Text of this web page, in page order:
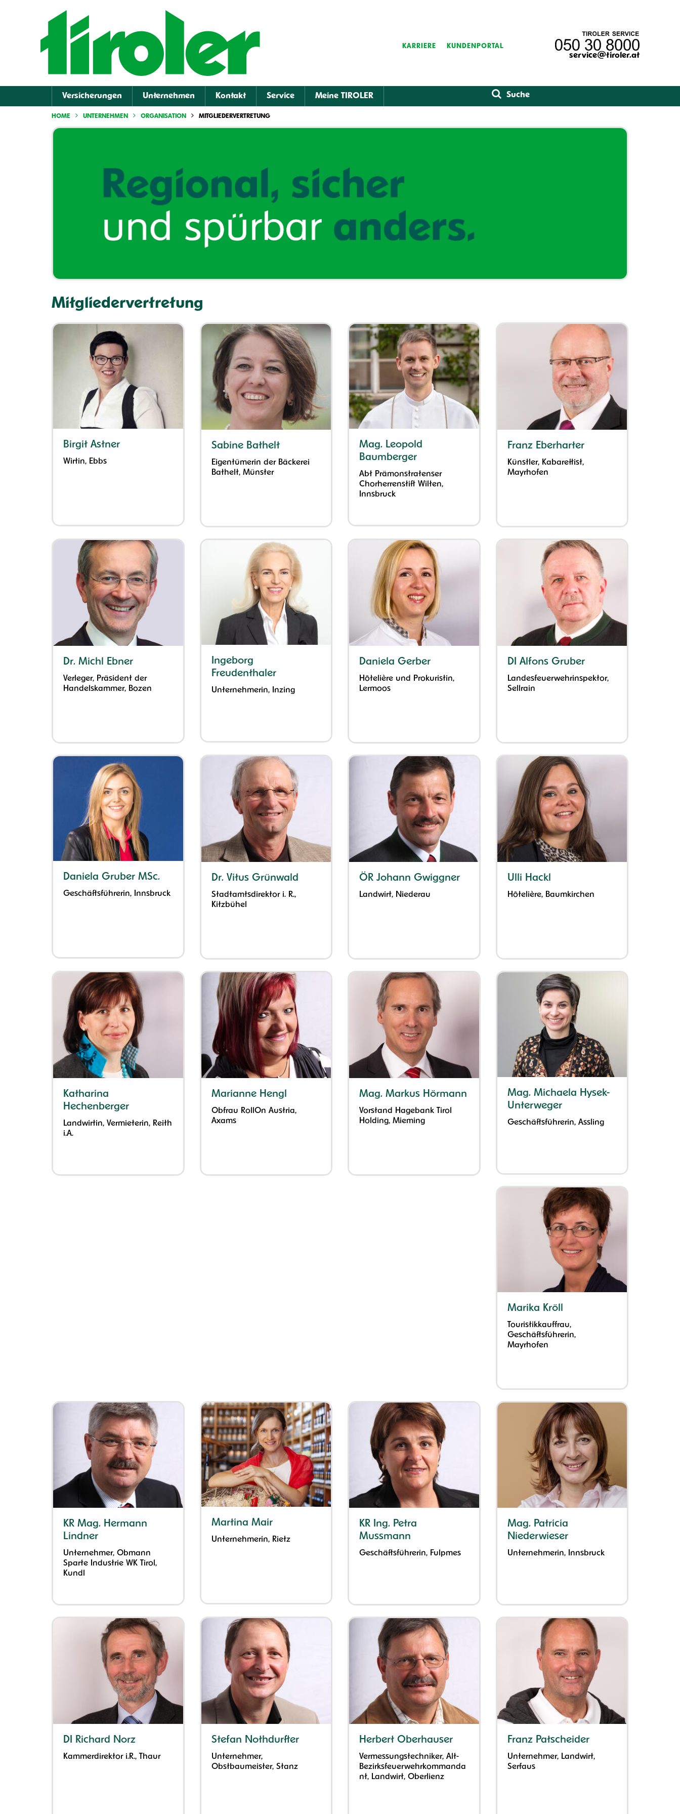
service@tiroler.at
KARRIERE KUNDENPORTAL
Versicherungen Unternehmen Kontakt Service Meine TIROLER
HOME UNTERNEHMEN ORGANISATION MITGLIEDERVERTRETUNG
Mitgliedervertretung
Birgit Astner
Wirtin, Ebbs
Sabine Bathelt
Eigentümerin der Bäckerei
Bathelt, Münster
Mag. Leopold
Baumberger
Abt Prämonstratenser
Chorherrenstift Wilten,
Innsbruck
Franz Eberharter
Künstler, Kabarettist,
Mayrhofen
Dr. Michl Ebner
Verleger, Präsident der
Handelskammer, Bozen
Ingeborg
Freudenthaler
Unternehmerin, Inzing
Daniela Gerber
Hôtelière und Prokuristin,
Lermoos
DI Alfons Gruber
Landesfeuerwehrinspektor,
Sellrain
Daniela Gruber MSc.
Geschäftsführerin, Innsbruck
Dr. Vitus Grünwald
Stadtamtsdirektor i. R.,
Kitzbühel
ÖR Johann Gwiggner
Landwirt, Niederau
Ulli Hackl
Hôtelière, Baumkirchen
Katharina
Hechenberger
Landwirtin, Vermieterin, Reith
i.A.
Marianne Hengl
Obfrau RollOn Austria,
Axams
Mag. Markus Hörmann
Vorstand Hagebank Tirol
Holding, Mieming
Mag. Michaela Hysek-
Unterweger
Geschäftsführerin, Assling
Marika Kröll
Touristikkauffrau,
Geschäftsführerin,
Mayrhofen
KR Mag. Hermann
Lindner
Unternehmer, Obmann
Sparte Industrie WK Tirol,
Kundl
Martina Mair
Unternehmerin, Rietz
KR Ing. Petra
Mussmann
Geschäftsführerin, Fulpmes
Mag. Patricia
Niederwieser
Unternehmerin, Innsbruck
DI Richard Norz
Kammerdirektor i.R., Thaur
Stefan Nothdurfter
Unternehmer,
Obstbaumeister, Stanz
Herbert Oberhauser
Vermessungstechniker, Alt-
Bezirksfeuerwehrkommanda
nt, Landwirt, Oberlienz
Franz Patscheider
Unternehmer, Landwirt,
Serfaus